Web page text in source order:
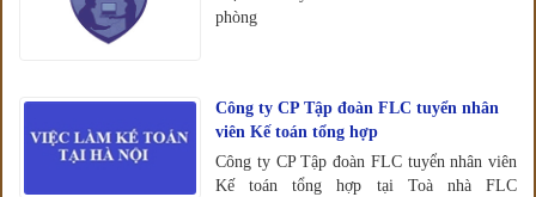
phòng
Công ty CP Tập đoàn FLC tuyển nhân
viên Kế toán tổng hợp
Công ty CP Tập đoàn FLC tuyển nhân viên
Kế toán tổng hợp tại Toà nhà FLC